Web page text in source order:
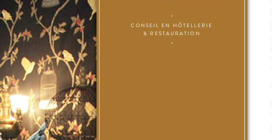
CONSEIL EN HÔTELLERIE
& RESTAURATION